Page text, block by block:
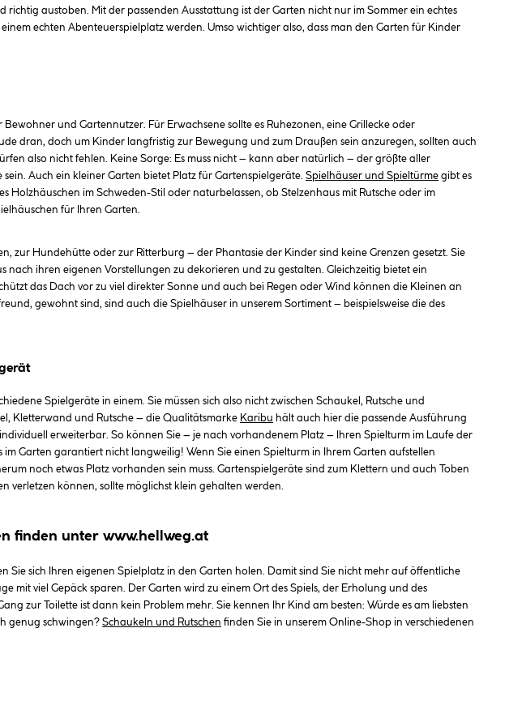
richtig austoben. Mit der passenden Ausstattung ist der Garten nicht nur im Sommer ein echtes
echten Abenteuerspielplatz werden. Umso wichtiger also, dass man den Garten für Kinder
und Gartennutzer. Für Erwachsene sollte es Ruhezonen, eine Grillecke oder
dran, doch um Kinder langfristig zur Bewegung und zum Draußen sein anzuregen, sollten auch
also nicht fehlen. Keine Sorge: Es muss nicht – kann aber natürlich – der größte aller
Auch ein kleiner Garten bietet Platz für Gartenspielgeräte. Spielhäuser und Spieltürme gibt es
Holzhäuschen im Schweden-Stil oder naturbelassen, ob Stelzenhaus mit Rutsche oder im
für Ihren Garten.
zur Hundehütte oder zur Ritterburg – der Phantasie der Kinder sind keine Grenzen gesetzt. Sie
nach ihren eigenen Vorstellungen zu dekorieren und zu gestalten. Gleichzeitig bietet ein
das Dach vor zu viel direkter Sonne und auch bei Regen oder Wind können die Kleinen an
gewohnt sind, sind auch die Spielhäuser in unserem Sortiment – beispielsweise die des
Spielgeräte in einem. Sie müssen sich also nicht zwischen Schaukel, Rutsche und
Kletterwand und Rutsche – die Qualitätsmarke Karibu hält auch hier die passende Ausführung
erweiterbar. So können Sie – je nach vorhandenem Platz – Ihren Spielturm im Laufe der
im Garten garantiert nicht langweilig! Wenn Sie einen Spielturm in Ihrem Garten aufstellen
noch etwas Platz vorhanden sein muss. Gartenspielgeräte sind zum Klettern und auch Toben
verletzen können, sollte möglichst klein gehalten werden.
finden unter www.hellweg.at
Sie sich Ihren eigenen Spielplatz in den Garten holen. Damit sind Sie nicht mehr auf öffentliche
mit viel Gepäck sparen. Der Garten wird zu einem Ort des Spiels, der Erholung und des
zur Toilette ist dann kein Problem mehr. Sie kennen Ihr Kind am besten: Würde es am liebsten
genug schwingen? Schaukeln und Rutschen finden Sie in unserem Online-Shop in verschiedenen